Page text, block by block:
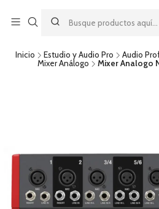
descuento por
por una compra mínima de $49.990.
acumulable a otras promociones ni
Inicio Estudio y Audio Pro Audio
Mixer Análogo
Mixer Analogo